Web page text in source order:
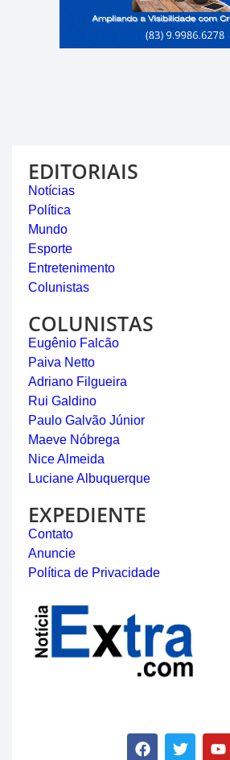
EDITORIAIS
Notícias
Política
Mundo
Esporte
Entretenimento
Colunistas
COLUNISTAS
Eugênio Falcão
Paiva Netto
Adriano Filgueira
Rui Galdino
Paulo Galvão Júnior
Maeve Nóbrega
Nice Almeida
Luciane Albuquerque
EXPEDIENTE
Contato
Anuncie
Política de Privacidade